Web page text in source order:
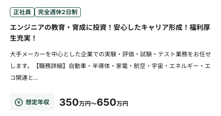
正社員 完全週休2日制
エンジニアの教育・育成に投資！安心したキャリア形成！福利厚
生充実！
大手メーカーを中心とした企業での実験・評価・試験・テスト業務をお任せ
します。【職務詳細】自動車・半導体・家電・航空・宇宙・エネルギー・エ
コ関連と...
想定年収 350万円～650万円